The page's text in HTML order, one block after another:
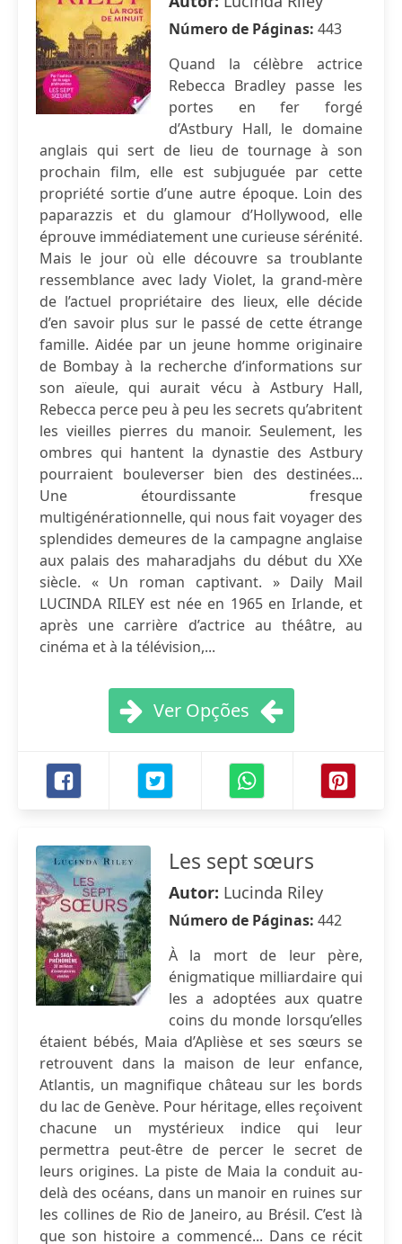
Número de Páginas: 443
Quand la célèbre actrice
Rebecca Bradley passe les
portes en fer forgé
d’Astbury Hall, le domaine
anglais qui sert de lieu de tournage à son
prochain film, elle est subjuguée par cette
propriété sortie d’une autre époque. Loin des
paparazzis et du glamour d’Hollywood, elle
éprouve immédiatement une curieuse sérénité.
Mais le jour où elle découvre sa troublante
ressemblance avec lady Violet, la grand-mère
de l’actuel propriétaire des lieux, elle décide
d’en savoir plus sur le passé de cette étrange
famille. Aidée par un jeune homme originaire
de Bombay à la recherche d’informations sur
son aïeule, qui aurait vécu à Astbury Hall,
Rebecca perce peu à peu les secrets qu’abritent
les vieilles pierres du manoir. Seulement, les
ombres qui hantent la dynastie des Astbury
pourraient bouleverser bien des destinées...
Une étourdissante fresque
multigénérationnelle, qui nous fait voyager des
splendides demeures de la campagne anglaise
aux palais des maharadjahs du début du XXe
siècle. « Un roman captivant. » Daily Mail
LUCINDA RILEY est née en 1965 en Irlande, et
après une carrière d’actrice au théâtre, au
cinéma et à la télévision,...
Ver Opções
Les sept sœurs
Autor: Lucinda Riley
Número de Páginas: 442
À la mort de leur père,
énigmatique milliardaire qui
les a adoptées aux quatre
coins du monde lorsqu’elles
étaient bébés, Maia d’Aplièse et ses sœurs se
retrouvent dans la maison de leur enfance,
Atlantis, un magnifique château sur les bords
du lac de Genève. Pour héritage, elles reçoivent
chacune un mystérieux indice qui leur
permettra peut-être de percer le secret de
leurs origines. La piste de Maia la conduit au-
delà des océans, dans un manoir en ruines sur
les collines de Rio de Janeiro, au Brésil. C’est là
que son histoire a commencé... Dans ce récit